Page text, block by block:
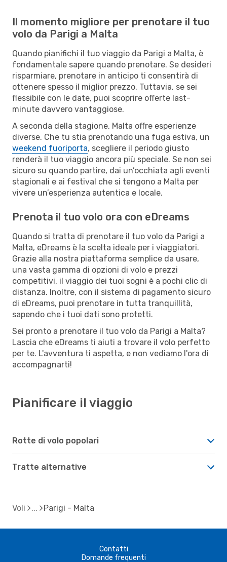
Il momento migliore per prenotare il tuo
volo da Parigi a Malta
Quando pianifichi il tuo viaggio da Parigi a Malta, è
fondamentale sapere quando prenotare. Se desideri
risparmiare, prenotare in anticipo ti consentirà di
ottenere spesso il miglior prezzo. Tuttavia, se sei
flessibile con le date, puoi scoprire offerte last-
minute davvero vantaggiose.
A seconda della stagione, Malta offre esperienze
diverse. Che tu stia prenotando una fuga estiva, un
weekend fuoriporta, scegliere il periodo giusto
renderà il tuo viaggio ancora più speciale. Se non sei
sicuro su quando partire, dai un’occhiata agli eventi
stagionali e ai festival che si tengono a Malta per
vivere un’esperienza autentica e locale.
Prenota il tuo volo ora con eDreams
Quando si tratta di prenotare il tuo volo da Parigi a
Malta, eDreams è la scelta ideale per i viaggiatori.
Grazie alla nostra piattaforma semplice da usare,
una vasta gamma di opzioni di volo e prezzi
competitivi, il viaggio dei tuoi sogni è a pochi clic di
distanza. Inoltre, con il sistema di pagamento sicuro
di eDreams, puoi prenotare in tutta tranquillità,
sapendo che i tuoi dati sono protetti.
Sei pronto a prenotare il tuo volo da Parigi a Malta?
Lascia che eDreams ti aiuti a trovare il volo perfetto
per te. L'avventura ti aspetta, e non vediamo l'ora di
accompagnarti!
Pianificare il viaggio
Rotte di volo popolari
Tratte alternative
Voli Parigi - Malta
Contatti
Domande frequenti